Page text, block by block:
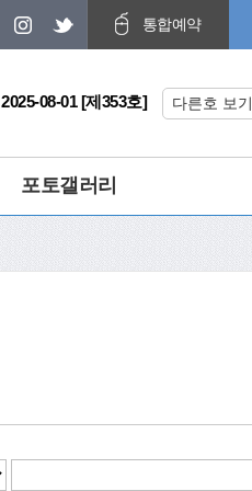
통합예약
2025-08-01 [제353호] 다른호 보기
포토갤러리